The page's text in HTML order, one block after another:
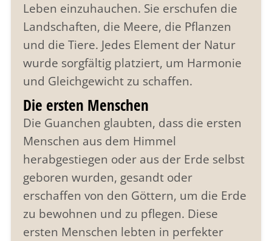
Leben einzuhauchen. Sie erschufen die
Landschaften, die Meere, die Pflanzen
und die Tiere. Jedes Element der Natur
wurde sorgfältig platziert, um Harmonie
und Gleichgewicht zu schaffen.
Die ersten Menschen
Die Guanchen glaubten, dass die ersten
Menschen aus dem Himmel
herabgestiegen oder aus der Erde selbst
geboren wurden, gesandt oder
erschaffen von den Göttern, um die Erde
zu bewohnen und zu pflegen. Diese
ersten Menschen lebten in perfekter